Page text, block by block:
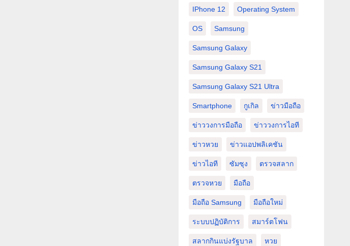
IPhone 12 Operating System
OS Samsung
Samsung Galaxy
Samsung Galaxy S21
Samsung Galaxy S21 Ultra
Smartphone กูเกิล ข่าวมือถือ
ข่าววงการมือถือ ข่าววงการไอที
ข่าวหวย ข่าวแอปพลิเคชัน
ข่าวไอที ซัมซุง ตรวจสลาก
ตรวจหวย มือถือ
มือถือ Samsung มือถือใหม่
ระบบปฏิบัติการ สมาร์ตโฟน
สลากกินแบ่งรัฐบาล หวย